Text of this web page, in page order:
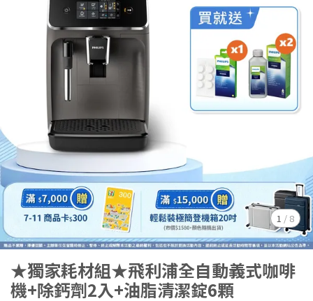
1 / 8
★獨家耗材組★飛利浦全自動義式咖啡
機+除鈣劑2入+油脂清潔錠6顆